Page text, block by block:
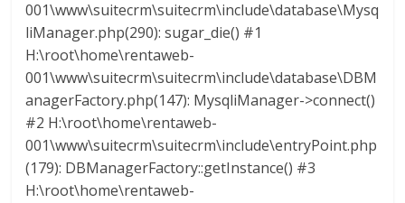
q
u
n
001\www\suitecrm\suitecrm\include\database\Mysq
liManager.php(290): sugar_die() #1
H:\root\home\rentaweb-
001\www\suitecrm\suitecrm\include\database\DBM
anagerFactory.php(147): MysqliManager->connect()
#2 H:\root\home\rentaweb-
001\www\suitecrm\suitecrm\include\entryPoint.php
(179): DBManagerFactory::getInstance() #3
H:\root\home\rentaweb-